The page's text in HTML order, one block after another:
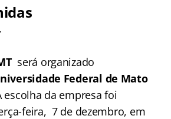
será organizado
Federal de Mato
escolha da empresa foi
feira, 7 de dezembro, em